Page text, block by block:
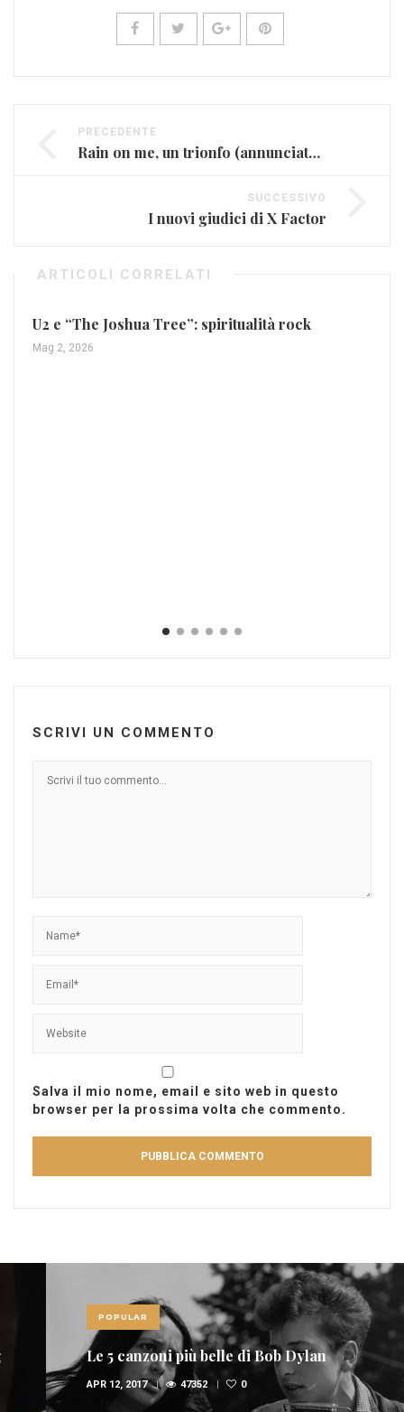
PRECEDENTE
Rain on me, un trionfo (annunciato) per Lady Gaga e Ariana Grande
SUCCESSIVO
I nuovi giudici di X Factor
ARTICOLI CORRELATI
U2 e “The Joshua Tree”: spiritualità rock
Mag 2, 2026
SCRIVI UN COMMENTO
Salva il mio nome, email e sito web in questo
browser per la prossima volta che commento.
POPULAR
Le 5 canzoni più belle di Bob Dylan
APR 12, 2017 47352 0